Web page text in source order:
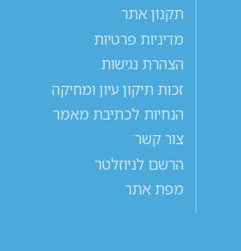
תקנון אתר
מדיניות פרטיות
הצהרת נגישות
זכות תיקון עיון ומחיקה
הנחיות לכתיבת מאמר
צור קשר
הרשם לניוזלטר
מפת אתר